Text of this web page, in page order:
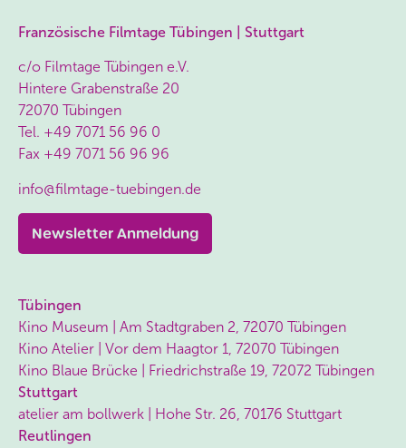
Französische Filmtage Tübingen | Stuttgart
c/o Filmtage Tübingen e.V.
Hintere Grabenstraße 20
72070 Tübingen
Tel. +49 7071 56 96 0
Fax +49 7071 56 96 96
info@filmtage-tuebingen.de
Newsletter Anmeldung
Tübingen
Kino Museum | Am Stadtgraben 2, 72070 Tübingen
Kino Atelier | Vor dem Haagtor 1, 72070 Tübingen
Kino Blaue Brücke | Friedrichstraße 19, 72072 Tübingen
Stuttgart
atelier am bollwerk | Hohe Str. 26, 70176 Stuttgart
Reutlingen